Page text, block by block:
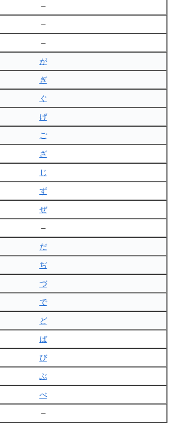
–
–
–
が
ぎ
ぐ
げ
ご
ざ
じ
ず
ぜ
–
だ
ぢ
づ
で
ど
ば
び
ぶ
べ
–